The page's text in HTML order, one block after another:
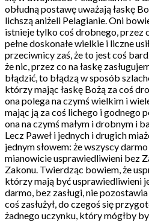
obłudną postawę uważają łaskę
lichszą aniżeli Pelagianie. Oni
istnieje tylko coś drobnego, przez
pełne doskonałe wielkie i liczne
przeciwnicy zaś, że to jest coś
że nic, przez co na łaskę
błądzić, to błądzą w sposób
którzy mając łaskę Bożą za coś
ona polega na czymś wielkim i
mając ją za coś lichego i godnego
ona na czymś małym i drobnym i
Lecz Paweł i jednych i drugich
jednym słowem: że wszyscy
mianowicie usprawiedliwieni bez
Zakonu. Twierdząc bowiem, że
którzy mają być usprawiedliwieni
darmo, bez zasługi, nie
coś zasłużył, do czegoś się
żadnego uczynku, który mógłby